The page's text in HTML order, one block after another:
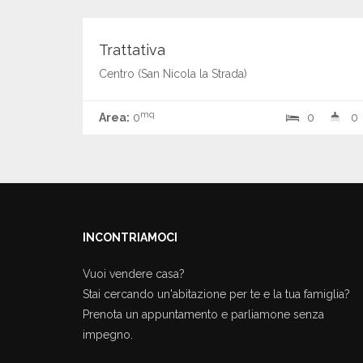
Trattativa
Centro (San Nicola la Strada)
Area: 0mq 0 0
INCONTRIAMOCI
Vuoi vendere casa?
Stai cercando un'abitazione per te e la tua famiglia?
Prenota un appuntamento e parliamone senza
impegno.